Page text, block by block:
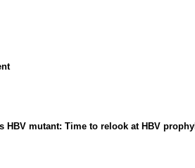
mutant: Time to relook at HBV